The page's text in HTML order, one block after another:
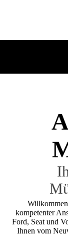
kompetenter
Ford, Seat und
Ihnen vom